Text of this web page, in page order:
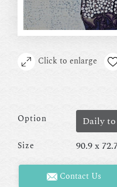
Click to enlarge
Option Daily
Size 90.9 x
Contact Us